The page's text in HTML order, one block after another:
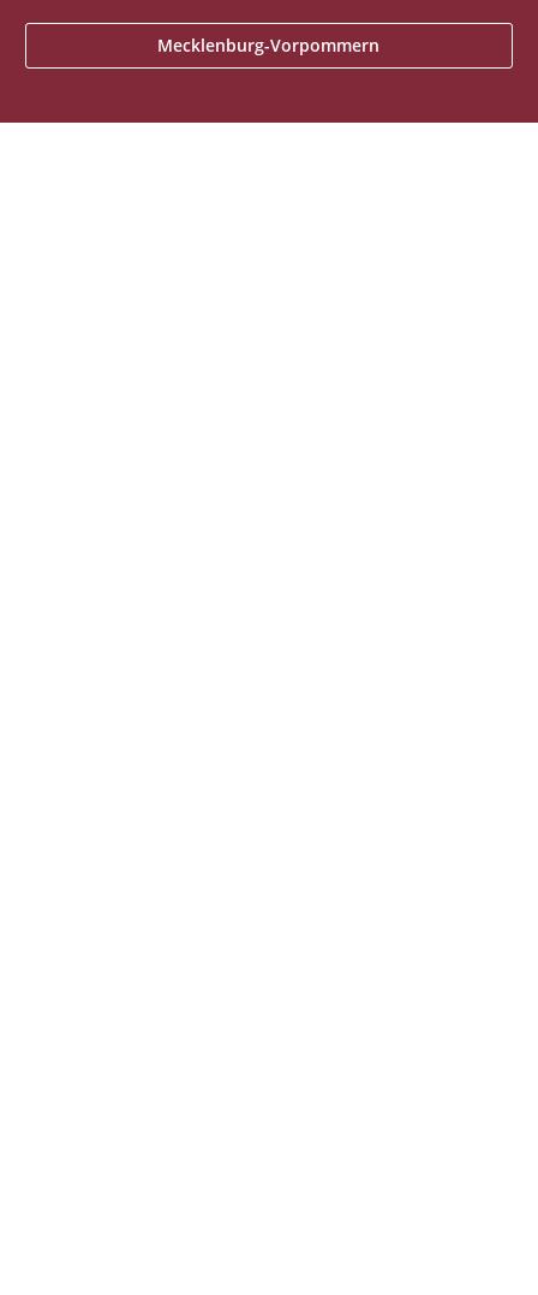
Mecklenburg-Vorpommern